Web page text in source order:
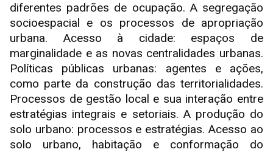
diferentes padrões de ocupação. A segregação
socioespacial e os processos de apropriação
urbana. Acesso à cidade: espaços de
marginalidade e as novas centralidades urbanas.
Políticas públicas urbanas: agentes e ações,
como parte da construção das territorialidades.
Processos de gestão local e sua interação entre
estratégias integrais e setoriais. A produção do
solo urbano: processos e estratégias. Acesso ao
solo urbano, habitação e conformação do